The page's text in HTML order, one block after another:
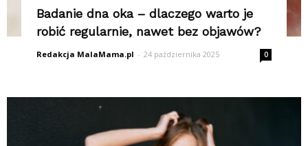
Badanie dna oka – dlaczego warto je
robić regularnie, nawet bez objawów?
Redakcja MalaMama.pl - 24 października 2025 0